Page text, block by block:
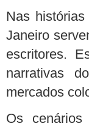
Nas
Janeiro
escritores.
narrativas
mercados
Os cenários